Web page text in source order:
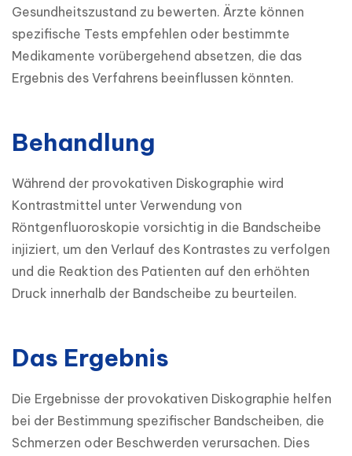
Gesundheitszustand zu bewerten. Ärzte können
spezifische Tests empfehlen oder bestimmte
Medikamente vorübergehend absetzen, die das
Ergebnis des Verfahrens beeinflussen könnten.
Behandlung
Während der provokativen Diskographie wird
Kontrastmittel unter Verwendung von
Röntgenfluoroskopie vorsichtig in die Bandscheibe
injiziert, um den Verlauf des Kontrastes zu verfolgen
und die Reaktion des Patienten auf den erhöhten
Druck innerhalb der Bandscheibe zu beurteilen.
Das Ergebnis
Die Ergebnisse der provokativen Diskographie helfen
bei der Bestimmung spezifischer Bandscheiben, die
Schmerzen oder Beschwerden verursachen. Dies